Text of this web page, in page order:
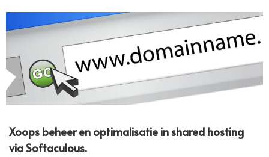
Xoops beheer en optimalisatie in shared hosting
via Softaculous.​